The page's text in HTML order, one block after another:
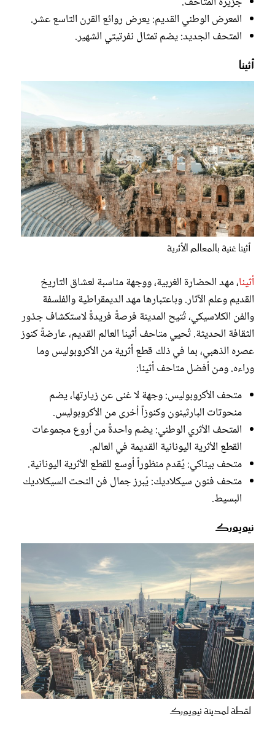
المعرض الوطني القديم: يعرض روائع القرن التاسع عشر.
المتحف الجديد: يضم تمثال نفرتيتي الشهير.
أثينا
أثينا غنية بالمعالم الأثرية
أثينا، مهد الحضارة الغربية، ووجهة مناسبة لعشاق التاريخ
القديم وعلم الآثار. وباعتبارها مهد الديمقراطية والفلسفة
والفن الكلاسيكي، تُتيح المدينة فرصةً فريدةً لاستكشاف جذور
الثقافة الحديثة. تُحيي متاحف أثينا العالم القديم، عارضةً كنوز
عصره الذهبي، بما في ذلك قطع أثرية من الأكروبوليس وما
وراءه. ومن أفضل متاحف أثينا:
متحف الأكروبوليس: وجهة لا غنى عن زيارتها، يضم
منحوتات البارثينون وكنوزاً أخرى من الأكروبوليس.
المتحف الأثري الوطني: يضم واحدةً من أروع مجموعات
القطع الأثرية اليونانية القديمة في العالم.
متحف بيناكي: يُقدم منظوراً أوسع للقطع الأثرية اليونانية.
متحف فنون سيكلاديك: يُبرز جمال فن النحت السيكلاديك
البسيط.
نيويورك
لقطة لمدينة نيويورك